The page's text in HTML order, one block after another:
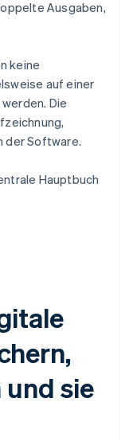
Ausgaben,
keine
auf einer
Die
der Software.
Hauptbuch
sie